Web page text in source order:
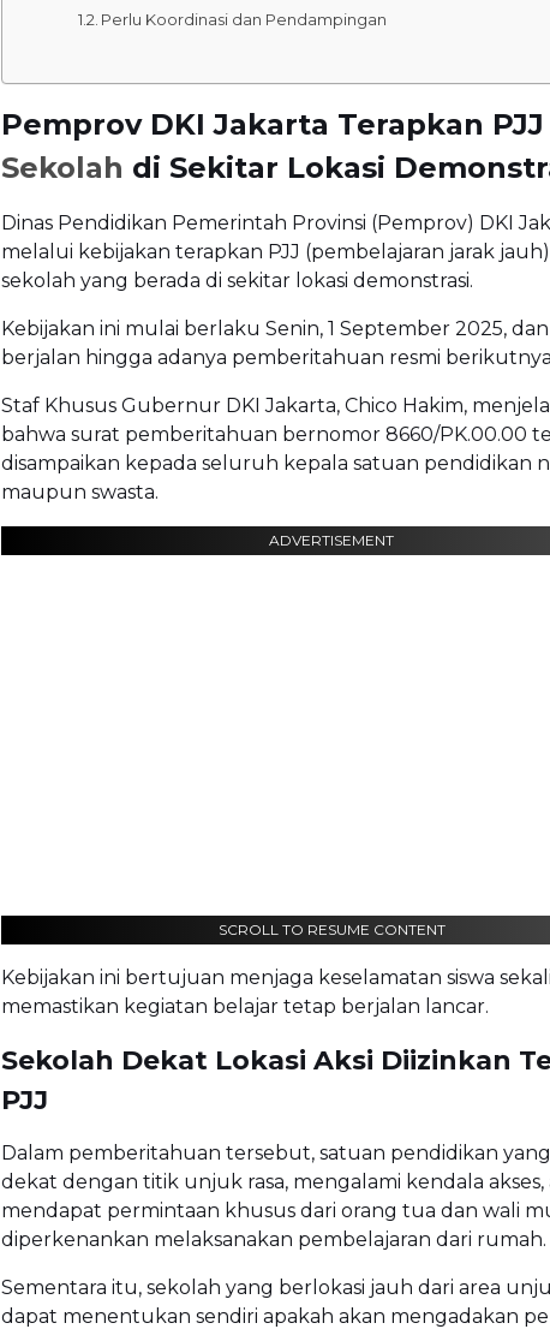
Perlu Koordinasi dan Pendampingan
Pemprov DKI Jakarta Terapkan
Sekolah di Sekitar Lokasi
Dinas Pendidikan Pemerintah Provinsi (Pemprov) DKI
melalui kebijakan terapkan PJJ (pembelajaran jarak
sekolah yang berada di sekitar lokasi demonstrasi.
Kebijakan ini mulai berlaku Senin, 1 September 2025,
berjalan hingga adanya pemberitahuan resmi
Staf Khusus Gubernur DKI Jakarta, Chico Hakim,
bahwa surat pemberitahuan bernomor 8660/PK.00.00
disampaikan kepada seluruh kepala satuan pendidikan
maupun swasta.
ADVERTISEMENT
SCROLL TO RESUME CONTENT
Kebijakan ini bertujuan menjaga keselamatan siswa
memastikan kegiatan belajar tetap berjalan lancar.
Sekolah Dekat Lokasi Aksi Diizinkan
PJJ
Dalam pemberitahuan tersebut, satuan pendidikan
dekat dengan titik unjuk rasa, mengalami kendala akses,
mendapat permintaan khusus dari orang tua dan wali
diperkenankan melaksanakan pembelajaran dari rumah.
Sementara itu, sekolah yang berlokasi jauh dari area
dapat menentukan sendiri apakah akan mengadakan